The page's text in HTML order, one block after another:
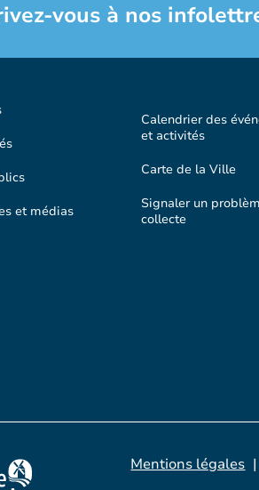
vous à nos
et médias
Calendrier des
et activités
Carte de la Ville
Signaler un
collecte
Mentions légales